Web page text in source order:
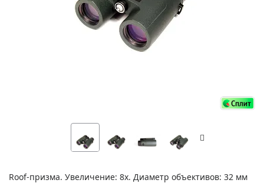
Roof-призма. Увеличение: 8х. Диаметр объективов: 32 мм